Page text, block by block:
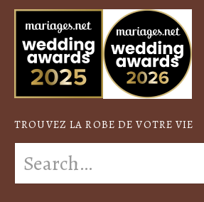
TROUVEZ LA ROBE DE VOTRE VIE